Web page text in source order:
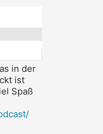
in der
ist
Spaß